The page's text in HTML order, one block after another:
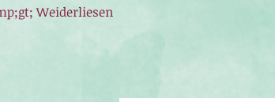
Weiderliesen